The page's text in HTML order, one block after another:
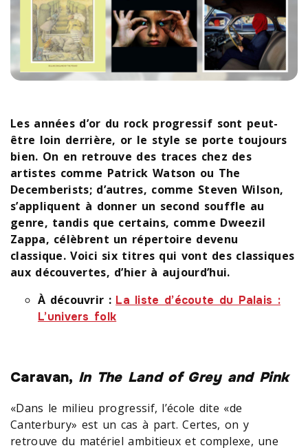
Les années d’or du rock progressif sont peut-
être loin derrière, or le style se porte toujours
bien. On en retrouve des traces chez des
artistes comme Patrick Watson ou The
Decemberists; d’autres, comme Steven Wilson,
s’appliquent à donner un second souffle au
genre, tandis que certains, comme Dweezil
Zappa, célèbrent un répertoire devenu
classique. Voici six titres qui vont des classiques
aux découvertes, d’hier à aujourd’hui.
À découvrir : La liste d’écoute du Palais :
L’univers folk
Caravan, In The Land of Grey and Pink
«Dans le milieu progressif, l’école dite «de
Canterbury» est un cas à part. Certes, on y
retrouve du matériel ambitieux et complexe, une